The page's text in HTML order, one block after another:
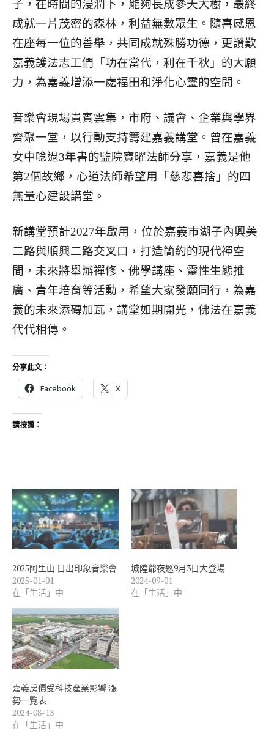
子，在時間的浸潤下，能夠長成參天大樹，最終
成就一片茂密的森林，利益無數眾生。隨喜感恩
在座每一位的善舉，共同成就殊勝功德，更讚歎
嘉義護法志工們「功在當代，利在千秋」的大願
力，為嘉義增添一處福田和淨化心靈的空間。
音樂會現場貴賓雲集，市府、議會、企業與學界
齊聚一堂，以行動支持籌建嘉義講堂。曾在嘉義
女中唸過3年書的監院寶曜法師分享，嘉義是他
第2個故鄉，心道法師希望用「慈悲喜捨」的四
無量心建設講堂。
新講堂預計2027年啟用，位於嘉義市湖子內興美
二路與順興二路交叉口，打造簡約的現代禪空
間，未來將舉辦禪修、佛學講座、靈性生態推
廣、青年培育等活動，希望大家發願同行，為嘉
義的未來添磚加瓦，講堂如期開光，佛法在嘉義
代代相傳。
分享此文：
Facebook X
請按讚：
2025阿里山 日出印象音樂會
2025-01-01
在「生活」中
城隍爺夜巡9月3日大登場
2024-09-01
在「生活」中
嘉義房價受科技產業影響 漲
勢一覽表
2024-08-13
在「生活」中